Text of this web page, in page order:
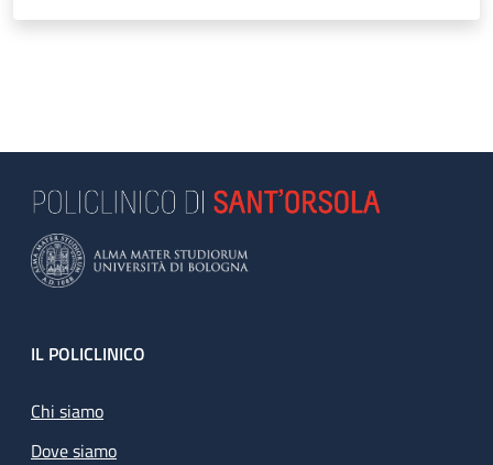
Footer
IL POLICLINICO
Chi siamo
Dove siamo